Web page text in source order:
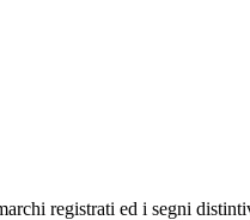
registrati ed i segni